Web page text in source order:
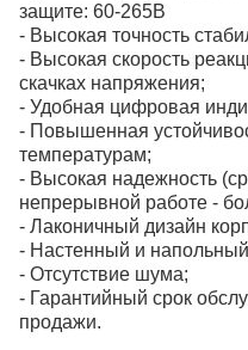
защите: 60-265В
- Высокая точность
- Высокая скорость
скачках напряжения;
- Удобная цифровая
- Повышенная
температурам;
- Высокая надежность
непрерывной работе -
- Лаконичный дизайн
- Настенный и напольный
- Отсутствие шума;
- Гарантийный срок
продажи.